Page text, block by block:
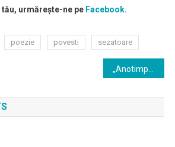
urmărește-ne peFacebook.
poezie povesti sezatoare